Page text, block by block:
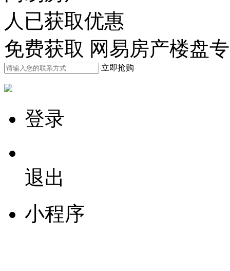
人已获取优惠
免费获取 网易房产楼盘
立即抢购
登录
退出
小程序